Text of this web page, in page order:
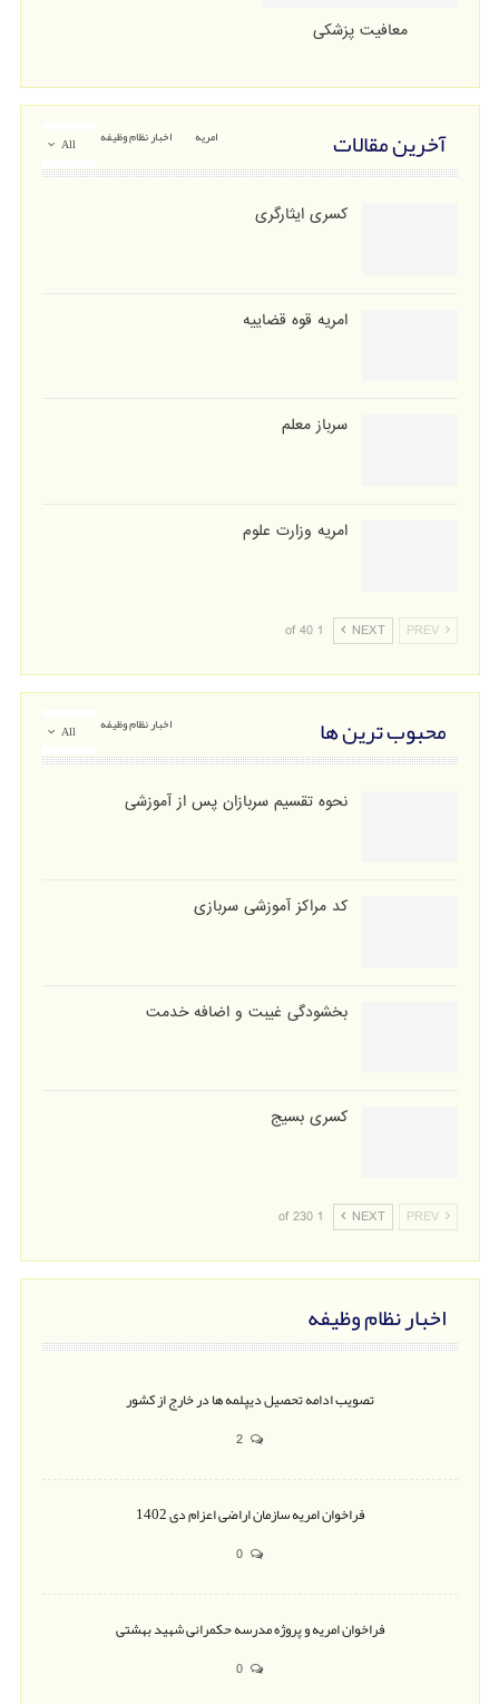
معافیت پزشکی
All آخرین مقالات اخبار نظام وظیفه امریه
کسری ایثارگری
امریه قوه قضاییه
سرباز معلم
امریه وزارت علوم
PREV
NEXT
1 of 40
All محبوب ترین ها اخبار نظام وظیفه
نحوه تقسیم سربازان پس از آموزشی
کد مراکز آموزشی سربازی
بخشودگی غیبت و اضافه خدمت
کسری بسیج
PREV
NEXT
1 of 230
اخبار نظام وظیفه
تصویب ادامه تحصیل دیپلمه ها در خارج از کشور
فراخوان امریه سازمان اراضی اعزام دی 1402
فراخوان امریه و پروژه مدرسه حکمرانی شهید بهشتی